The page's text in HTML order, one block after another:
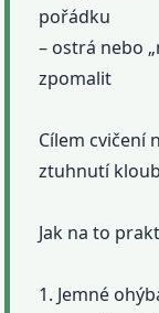
pořádku
– ostrá nebo
zpomalit
Cílem cvičení
ztuhnutí
Jak na to
1. Jemné